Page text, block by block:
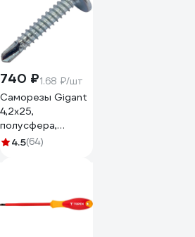
740 ₽1.68 ₽/шт
Саморезы Gigant
4,2x25,
полусфера,
сверло, цинк, 1 кг
4.5(64)